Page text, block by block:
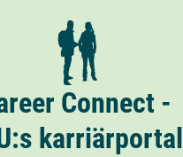
Connect -
karriärportal